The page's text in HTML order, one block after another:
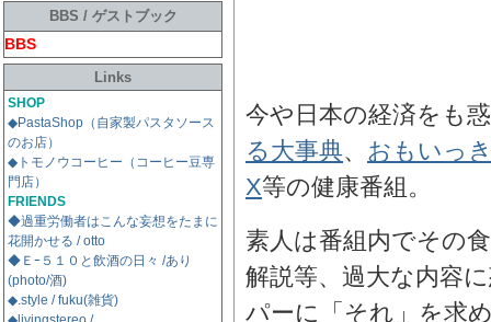
今や日本の経済をも
る大事典、 おもいっ
X等の健康番組。
素人は番組内でその
解説等、過大な内容
パーに「それ」を求
BBS / ゲストブック
BBS
Links
SHOP
◆PastaShop（自家製パスタソース
のお店）
◆トモノウコーヒー（コーヒー豆専
門店）
FRIENDS
◆過重労働者はこんな妄想をたまに
花開かせる / otto
◆Ｅｰ５１０と飲酒の日々 /あり
(photo/酒)
◆.style / fuku(雑貨)